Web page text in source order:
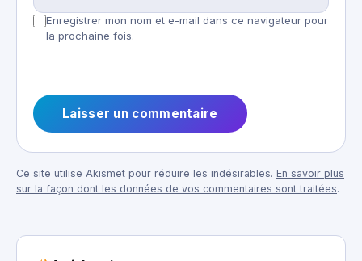
Enregistrer mon nom et e-mail dans ce navigateur pour
la prochaine fois.
Ce site utilise Akismet pour réduire les indésirables. En savoir plus
sur la façon dont les données de vos commentaires sont traitées.